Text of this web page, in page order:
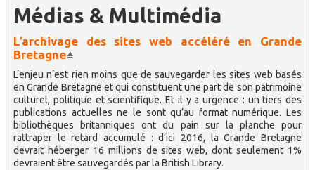
Médias & Multimédia
L’archivage des sites web accéléré en Grande
Bretagne
L’enjeu n’est rien moins que de sauvegarder les sites web basés
en Grande Bretagne et qui constituent une part de son patrimoine
culturel, politique et scientifique. Et il y a urgence : un tiers des
publications actuelles ne le sont qu’au format numérique. Les
bibliothèques britanniques ont du pain sur la planche pour
rattraper le retard accumulé : d’ici 2016, la Grande Bretagne
devrait héberger 16 millions de sites web, dont seulement 1%
devraient être sauvegardés par la British Library.